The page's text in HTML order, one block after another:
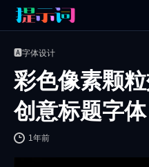
🅰️字体设计
彩色像素颗
创意标题字体
1年前